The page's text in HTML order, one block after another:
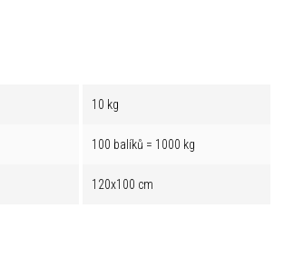
10 kg
100 balíků = 1000 kg
120x100 cm